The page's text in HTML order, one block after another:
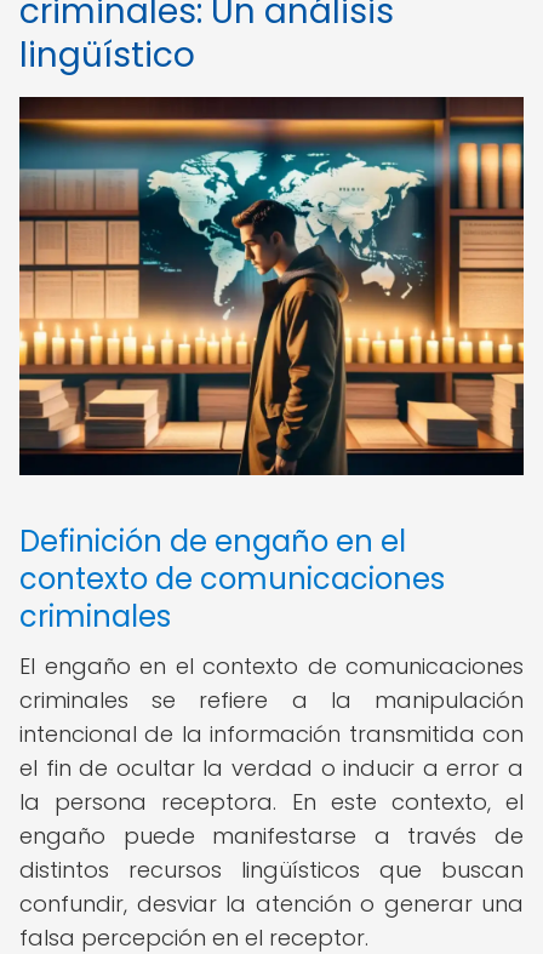
criminales: Un análisis
lingüístico
Definición de engaño en el
contexto de comunicaciones
criminales
El engaño en el contexto de comunicaciones
criminales se refiere a la manipulación
intencional de la información transmitida con
el fin de ocultar la verdad o inducir a error a
la persona receptora. En este contexto, el
engaño puede manifestarse a través de
distintos recursos lingüísticos que buscan
confundir, desviar la atención o generar una
falsa percepción en el receptor.